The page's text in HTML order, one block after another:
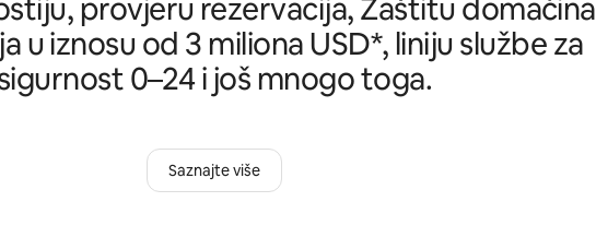
provjeru rezervacija, Zaštitu domaćina
u iznosu od 3 miliona USD*, liniju službe za
0–24 i još mnogo toga.
Saznajte više